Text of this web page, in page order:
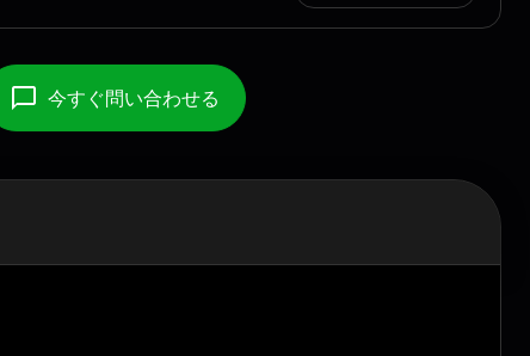
今すぐ問い合わせる